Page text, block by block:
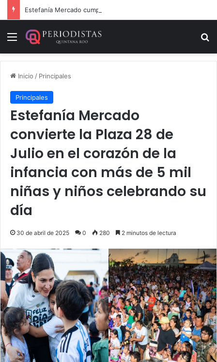
Menú
Inicio / Principales
Principales
Estefanía Mercado
convierte la Plaza 28 de
Julio en el corazón de la
infancia con más de 5 mil
niñas y niños celebrando su
día
30 de abril de 2025 0 280 2 minutos de lectura